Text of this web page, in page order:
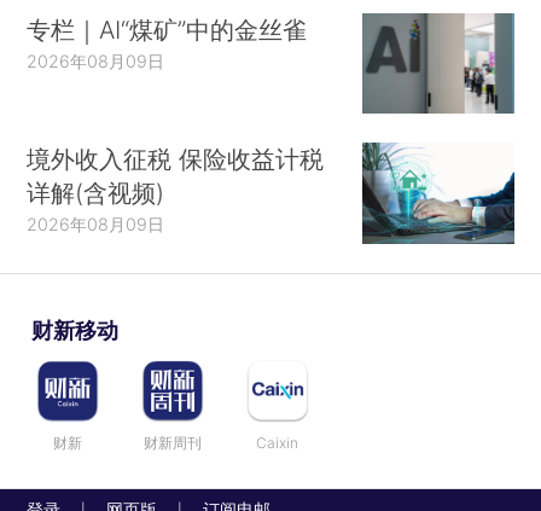
专栏｜AI“煤矿”中的金丝雀
2026年08月09日
境外收入征税 保险收益计税
详解(含视频)
2026年08月09日
财新移动
财新 财新周刊 Caixin